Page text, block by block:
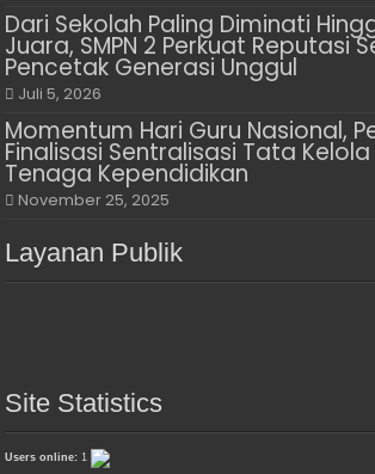
Dari Sekolah Paling Diminati
Juara, SMPN 2 Perkuat Reputasi
Pencetak Generasi Unggul
Juli 5, 2026
Momentum Hari Guru Nasional,
Finalisasi Sentralisasi Tata
Tenaga Kependidikan
November 25, 2025
Layanan Publik
Site Statistics
Users online:1